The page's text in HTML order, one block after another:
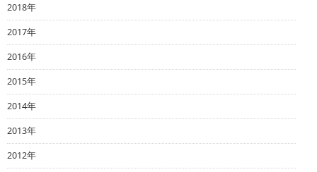
2018年
2017年
2016年
2015年
2014年
2013年
2012年